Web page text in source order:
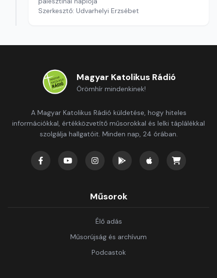
Szerkesztő: Udvarhelyi Erzsébet
Magyar Katolikus Rádió
Örömhír mindenkinek!
A Magyar Katolikus Rádió küldetése, hogy hiteles
információkkal, értékközvetítő műsorokkal és lelki táplálékkal
szolgálja hallgatóit. Minden nap, 24 órában.
Műsorok
Élő adás
Műsorújság és archívum
Podcastok